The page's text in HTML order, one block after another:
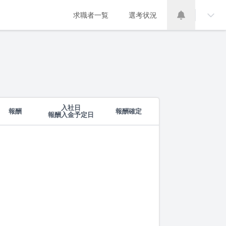
求職者一覧 選考状況
報酬
入社日
報酬入金予定日
報酬確定